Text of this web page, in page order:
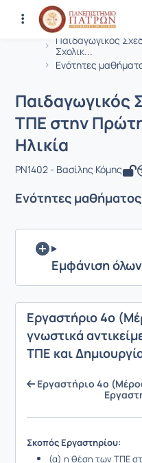
Αρχική Σελίδα
Παιδαγωγικός
Σχολικ...
Ενότητες
Μάθημα :
Κωδικός : PN1402
Παιδαγωγικός
ΤΠΕ στην
Ηλικία
PN1402 - Βασίλης Κόμης
Ενότητες μαθήματος
Εμφάνιση
Εργαστήριο 4ο
γνωστικά
ΤΠΕ και
Εργαστήριο 4ο
Σκοπός Εργαστηρίου:
(α) η θέση των ΤΠΕ